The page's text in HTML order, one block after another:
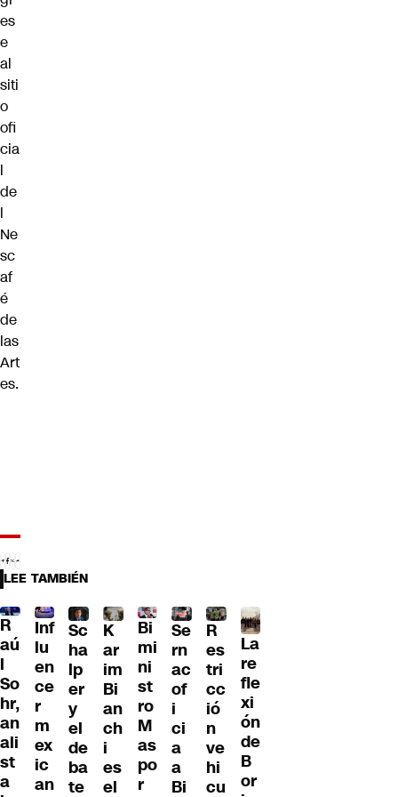
es
e
al
siti
o
ofi
cia
l
de
l
Ne
sc
af
é
de
las
Art
es.
LEE TAMBIÉN
R
aú
l
So
hr,
an
ali
st
a
Inf
lu
en
ce
r
m
ex
ic
an
Sc
ha
lp
er
y
el
de
ba
te
K
ar
im
Bi
an
ch
i
es
el
Bi
mi
ni
st
ro
M
as
po
r
Se
rn
ac
of
i
ci
a
a
Bi
R
es
tri
cc
ió
n
ve
hi
cu
La
re
fle
xi
ón
de
B
or